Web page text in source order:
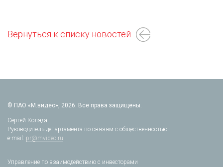
Вернуться к списку новостей
© ПАО «М.видео», 2026. Все права защищены.
Сергей Коляда
Руководитель департамента по связям с общественностью
e-mail: pr@mvideo.ru
Управление по взаимодействию с инвесторами